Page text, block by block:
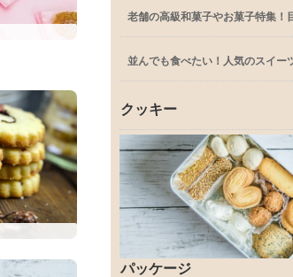
老舗の高級和菓子やお菓子特集！
並んでも食べたい！人気のスイー
クッキー
パッケージ